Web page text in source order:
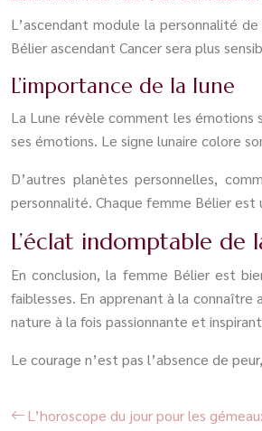
L’ascendant module la personnalité
Bélier ascendant Cancer sera plus
L’importance de la lune
La Lune révèle comment les émotions
ses émotions. Le signe lunaire colore
D’autres planètes personnelles,
personnalité. Chaque femme Bélier
L’éclat indomptable
En conclusion, la femme Bélier est
faiblesses. En apprenant à la
nature à la fois passionnante et
Le courage n’est pas l’absence de
L’horoscope du jour pour les